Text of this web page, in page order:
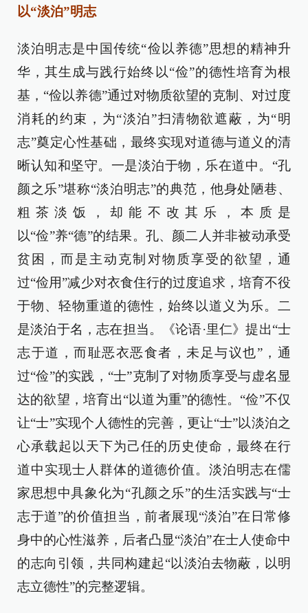
以“淡泊”明志
淡泊明志是中国传统“俭以养德”思想的精神升
华，其生成与践行始终以“俭”的德性培育为根
基，“俭以养德”通过对物质欲望的克制、对过度
消耗的约束，为“淡泊”扫清物欲遮蔽，为“明
志”奠定心性基础，最终实现对道德与道义的清
晰认知和坚守。一是淡泊于物，乐在道中。“孔
颜之乐”堪称“淡泊明志”的典范，他身处陋巷、
粗茶淡饭，却能不改其乐，本质是
以“俭”养“德”的结果。孔、颜二人并非被动承受
贫困，而是主动克制对物质享受的欲望，通
过“俭用”减少对衣食住行的过度追求，培育不役
于物、轻物重道的德性，始终以道义为乐。二
是淡泊于名，志在担当。《论语·里仁》提出“士
志于道，而耻恶衣恶食者，未足与议也”，通
过“俭”的实践，“士”克制了对物质享受与虚名显
达的欲望，培育出“以道为重”的德性。“俭”不仅
让“士”实现个人德性的完善，更让“士”以淡泊之
心承载起以天下为己任的历史使命，最终在行
道中实现士人群体的道德价值。淡泊明志在儒
家思想中具象化为“孔颜之乐”的生活实践与“士
志于道”的价值担当，前者展现“淡泊”在日常修
身中的心性滋养，后者凸显“淡泊”在士人使命中
的志向引领，共同构建起“以淡泊去物蔽，以明
志立德性”的完整逻辑。